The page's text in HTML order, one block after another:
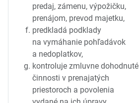
predaj, zámenu, výpožičku,
prenájom, prevod majetku,
predkladá podklady
na vymáhanie pohľadávok
a nedoplatkov,
kontroluje zmluvne dohodnuté
činnosti v prenajatých
priestoroch a povolenia